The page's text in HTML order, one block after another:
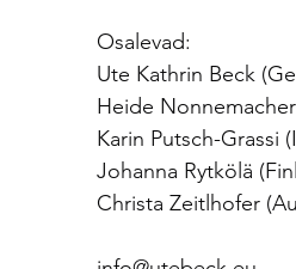
Osalevad:
Ute Kathrin Beck
Heide
Karin Putsch-Grassi
Johanna Rytkölä
Christa Zeitlhofer